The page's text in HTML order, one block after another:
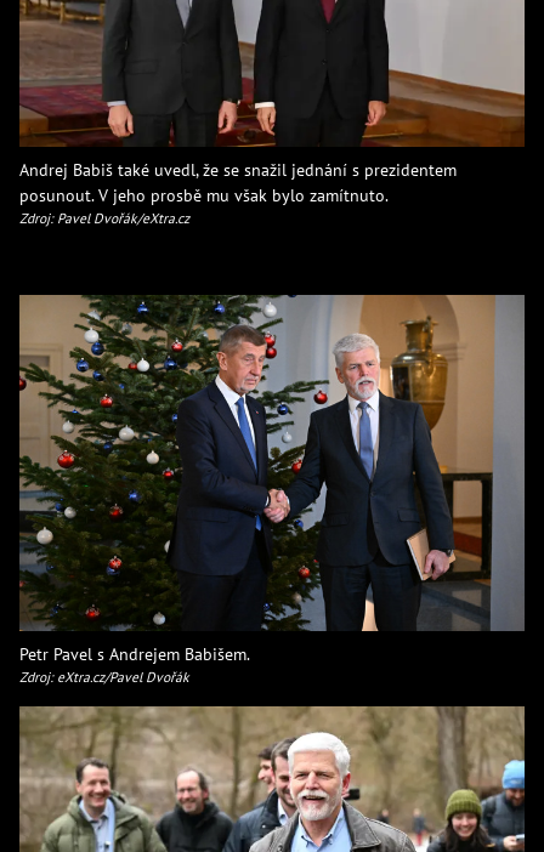
Andrej Babiš také uvedl, že se snažil jednání s prezidentem
posunout. V jeho prosbě mu však bylo zamítnuto.
Zdroj: Pavel Dvořák/eXtra.cz
Petr Pavel s Andrejem Babišem.
Zdroj: eXtra.cz/Pavel Dvořák